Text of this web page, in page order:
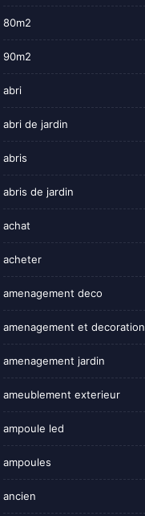
80m2
90m2
abri
abri de jardin
abris
abris de jardin
achat
acheter
amenagement deco
amenagement et decoration
amenagement jardin
ameublement exterieur
ampoule led
ampoules
ancien